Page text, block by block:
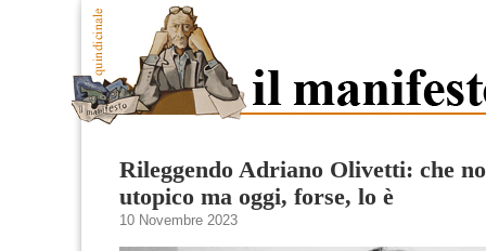
Rileggendo Adriano Olivetti: che
utopico ma oggi, forse, lo è
10 Novembre 2023